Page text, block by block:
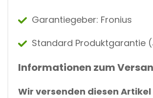
Garantiegeber: Fronius
Standard Produktgarantie
Informationen zum
Wir versenden diesen Artikel